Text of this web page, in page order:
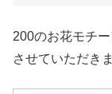
200のお花モチ
させていただきま